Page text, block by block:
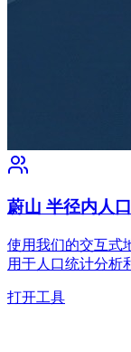
蔚山 半径内人
使用我们的交互式
用于人口统计分析
打开工具